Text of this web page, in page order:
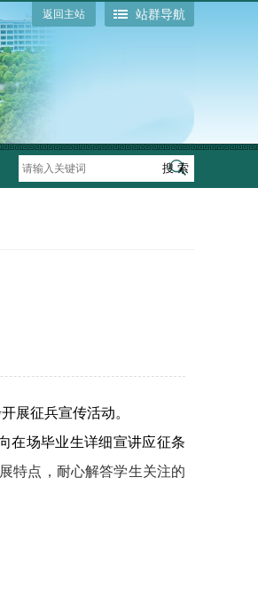
站群导航
返回主站
展征兵宣传活动。
在场毕业生详细宣讲应征条
特点，耐心解答学生关注的